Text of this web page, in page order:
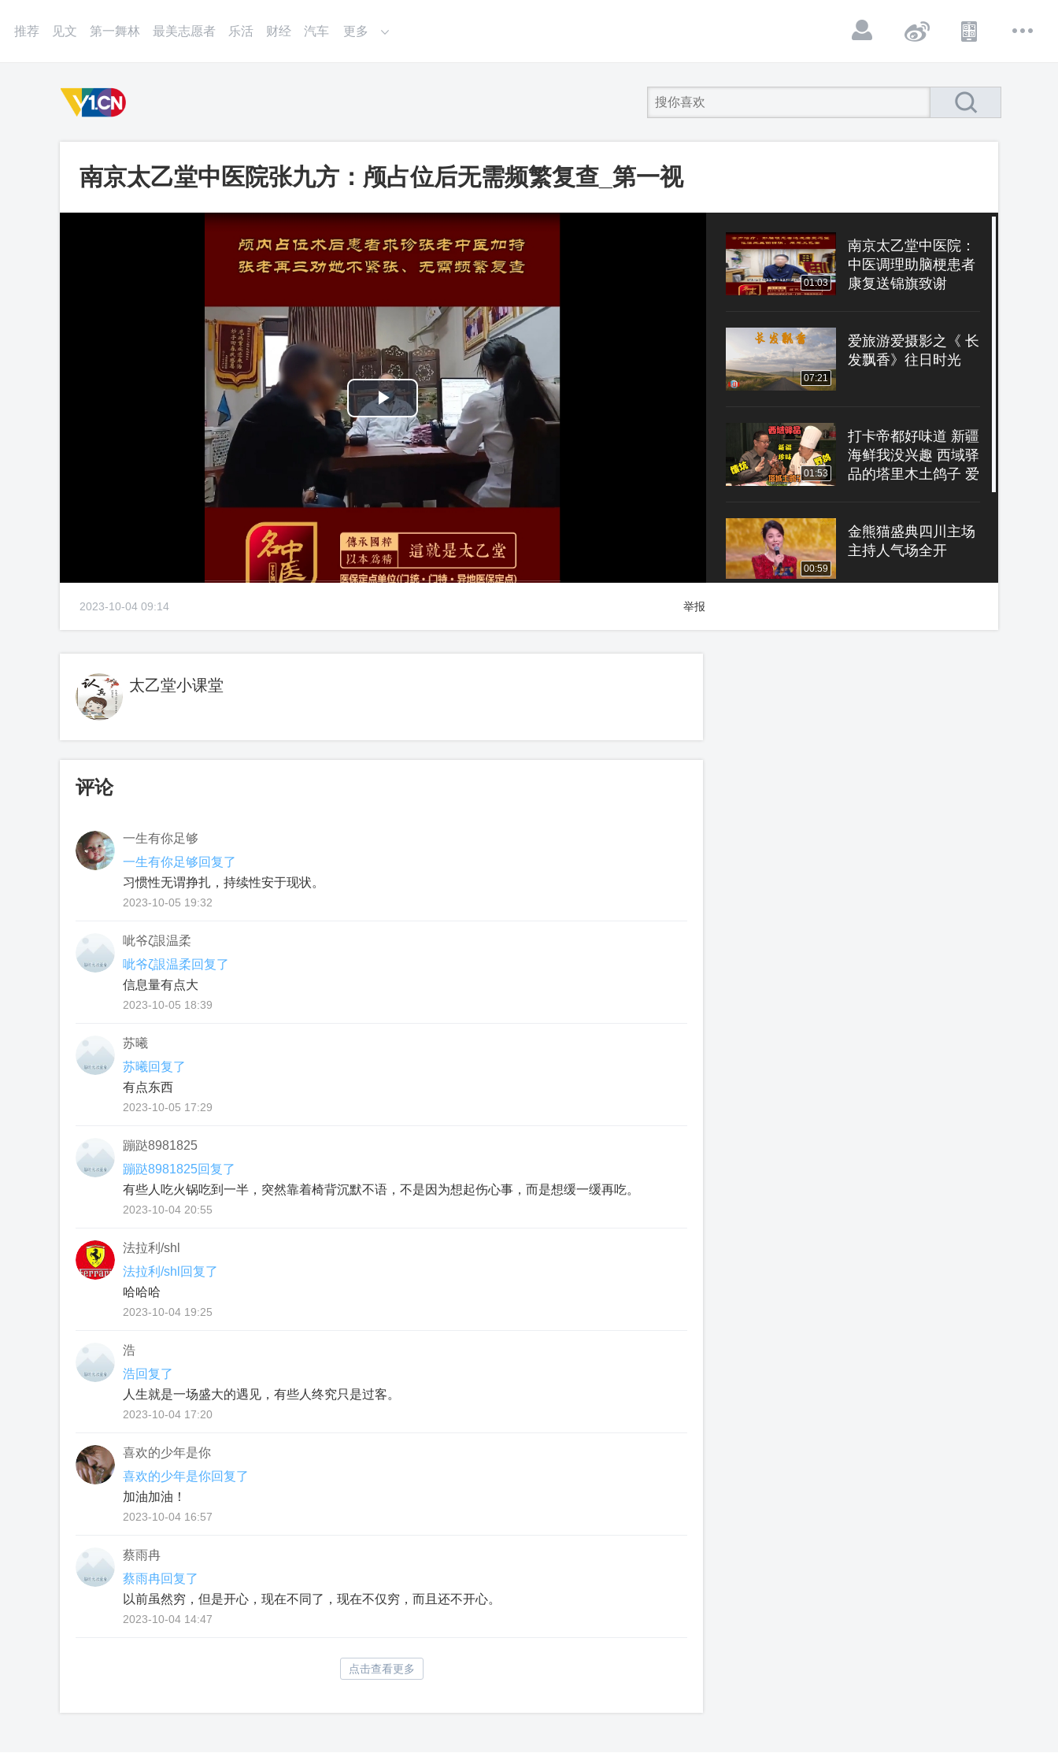
推荐 见文 第一舞林 最美志愿者 乐活 财经 汽车 更多
南京太乙堂中医院张九方：颅占位后无需频繁复查_第一视
频
Play
Video
01:03
南京太乙堂中医院：
中医调理助脑梗患者
康复送锦旗致谢
07:21
爱旅游爱摄影之《 长
发飘香》往日时光
01:53
打卡帝都好味道 新疆
海鲜我没兴趣 西域驿
品的塔里木土鸽子 爱
00:59
金熊猫盛典四川主场
主持人气场全开
南京太乙堂中医院形
2023-10-04 09:14 举报
太乙堂小课堂
评论
一生有你足够
一生有你足够回复了
习惯性无谓挣扎，持续性安于现状。
2023-10-05 19:32
呲爷ζ詪温柔
呲爷ζ詪温柔回复了
信息量有点大
2023-10-05 18:39
苏曦
苏曦回复了
有点东西
2023-10-05 17:29
蹦跶8981825
蹦跶8981825回复了
有些⼈吃⽕锅吃到⼀半，突然靠着椅背沉默不语，不是因为想起伤⼼事，⽽是想缓⼀缓再吃。
2023-10-04 20:55
法拉利/shl
法拉利/shl回复了
哈哈哈
2023-10-04 19:25
浩
浩回复了
人生就是一场盛大的遇见，有些人终究只是过客。
2023-10-04 17:20
喜欢的少年是你
喜欢的少年是你回复了
加油加油！
2023-10-04 16:57
蔡雨冉
蔡雨冉回复了
以前虽然穷，但是开心，现在不同了，现在不仅穷，而且还不开心。
2023-10-04 14:47
点击查看更多